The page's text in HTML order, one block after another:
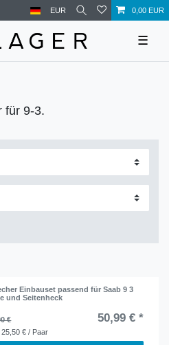
EUR 0,00 EUR
☰
für 9-3.
Einbauset passend für Saab 9 3
und Seitenheck
€ 50,99 € *
25,50 € / Paar